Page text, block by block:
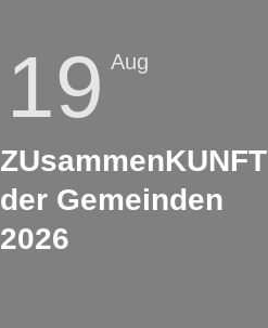
Aug
19
ZUsammenKUNFT
der Gemeinden
2026